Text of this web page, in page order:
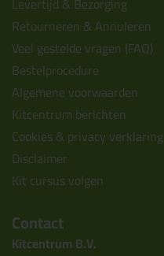
Retourneren & Annuleren
Veel gestelde vragen (FAQ)
Bestelprocedure
Algemene voorwaarden
Kitcentrum berichten
Cookies & privacy verklaring
Disclaimer
Kit cursus volgen
Contact
Kitcentrum B.V.